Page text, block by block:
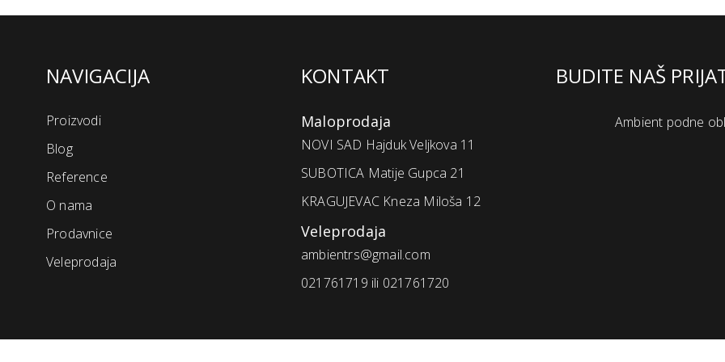
NAVIGACIJA
Proizvodi
Blog
Reference
O nama
Prodavnice
Veleprodaja
KONTAKT
Maloprodaja
NOVI SAD Hajduk Veljkova 11
SUBOTICA Matije Gupca 21
KRAGUJEVAC Kneza Miloša 12
Veleprodaja
ambientrs@gmail.com
021761719 ili 021761720
BUDITE NAŠ
Ambient podne